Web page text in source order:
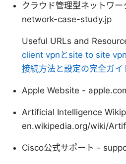
クラウド管理型ネットワ
network-case-study.jp
Useful URLs and
client vpnとsite to site vpn
接続方法と設定の完全ガイ
Apple Website -
Artificial Intelligence
en.wikipedia.org/wiki/
Cisco公式サポート -